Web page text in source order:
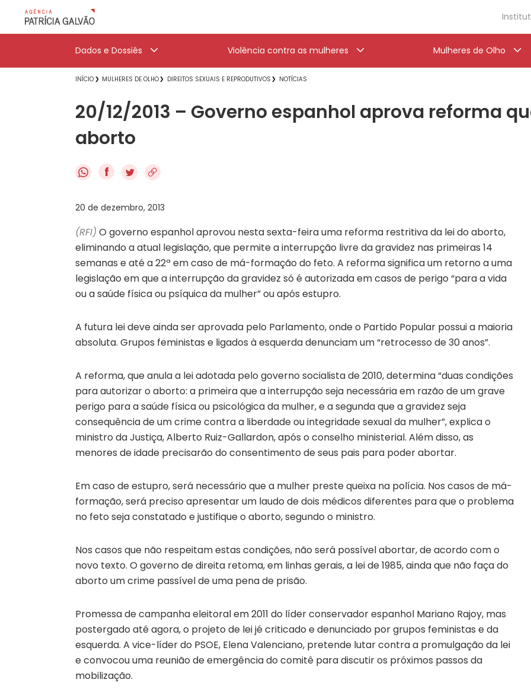
Dados e Dossiês Violência contra as mulheres Mulheres de Olho
INÍCIO MULHERES DE OLHO DIREITOS SEXUAIS E REPRODUTIVOS NOTÍCIAS
20/12/2013 – Governo espanhol aprova reforma
aborto
f
20 de dezembro, 2013
(RFI) O governo espanhol aprovou nesta sexta-feira uma reforma restritiva da lei do aborto,
eliminando a atual legislação, que permite a interrupção livre da gravidez nas primeiras 14
semanas e até a 22ª em caso de má-formação do feto. A reforma significa um retorno a uma
legislação em que a interrupção da gravidez só é autorizada em casos de perigo “para a vida
ou a saúde física ou psíquica da mulher” ou após estupro.
A futura lei deve ainda ser aprovada pelo Parlamento, onde o Partido Popular possui a maioria
absoluta. Grupos feministas e ligados à esquerda denunciam um “retrocesso de 30 anos”.
A reforma, que anula a lei adotada pelo governo socialista de 2010, determina “duas condições
para autorizar o aborto: a primeira que a interrupção seja necessária em razão de um grave
perigo para a saúde física ou psicológica da mulher, e a segunda que a gravidez seja
consequência de um crime contra a liberdade ou integridade sexual da mulher”, explica o
ministro da Justiça, Alberto Ruiz-Gallardon, após o conselho ministerial. Além disso, as
menores de idade precisarão do consentimento de seus pais para poder abortar.
Em caso de estupro, será necessário que a mulher preste queixa na polícia. Nos casos de má-
formação, será preciso apresentar um laudo de dois médicos diferentes para que o problema
no feto seja constatado e justifique o aborto, segundo o ministro.
Nos casos que não respeitam estas condições, não será possível abortar, de acordo com o
novo texto. O governo de direita retoma, em linhas gerais, a lei de 1985, ainda que não faça do
aborto um crime passível de uma pena de prisão.
Promessa de campanha eleitoral em 2011 do líder conservador espanhol Mariano Rajoy, mas
postergado até agora, o projeto de lei jé criticado e denunciado por grupos feministas e da
esquerda. A vice-líder do PSOE, Elena Valenciano, pretende lutar contra a promulgação da lei
e convocou uma reunião de emergência do comitê para discutir os próximos passos da
mobilização.